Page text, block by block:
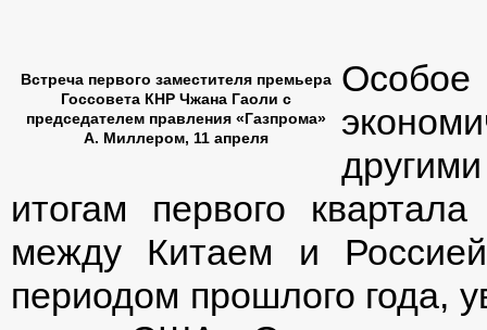
Встреча первого заместителя премьера
Госсовета КНР Чжана Гаоли с
председателем правления «Газпрома»
А. Миллером, 11 апреля
Особое
итогам первого
между Китаем и
периодом прошлого года,